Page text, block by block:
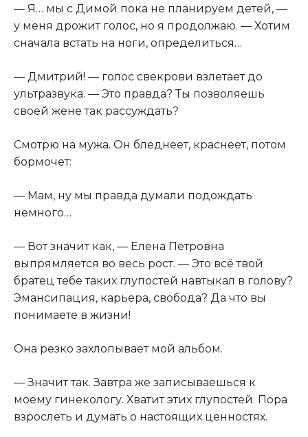
— Я… мы с Димой пока не планируем детей, —
у меня дрожит голос, но я продолжаю. — Хотим
сначала встать на ноги, определиться…
— Дмитрий! — голос свекрови взлетает до
ультразвука. — Это правда? Ты позволяешь
своей жене так рассуждать?
Смотрю на мужа. Он бледнеет, краснеет, потом
бормочет:
— Мам, ну мы правда думали подождать
немного…
— Вот значит как, — Елена Петровна
выпрямляется во весь рост. — Это всё твой
братец тебе таких глупостей навтыкал в голову?
Эмансипация, карьера, свобода? Да что вы
понимаете в жизни!
Она резко захлопывает мой альбом.
— Значит так. Завтра же записываешься к
моему гинекологу. Хватит этих глупостей. Пора
взрослеть и думать о настоящих ценностях.